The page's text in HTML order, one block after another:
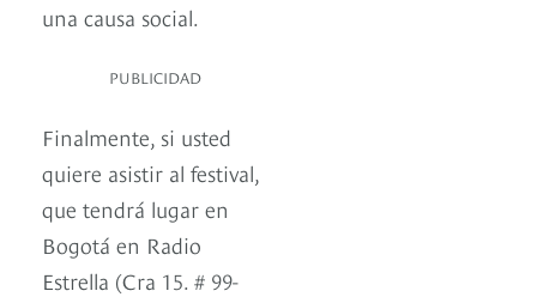
una causa social.
PUBLICIDAD
Finalmente, si usted
quiere asistir al festival,
que tendrá lugar en
Bogotá en Radio
Estrella (Cra 15. # 99-